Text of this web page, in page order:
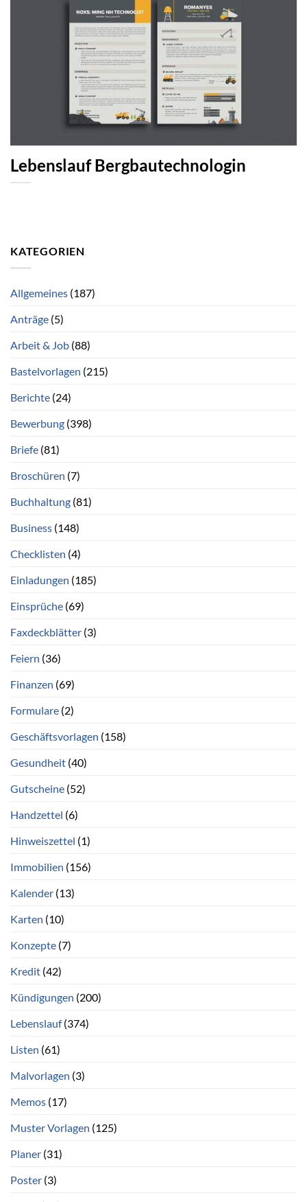
Lebenslauf Bergbautechnologin
KATEGORIEN
Allgemeines (187)
Anträge (5)
Arbeit & Job (88)
Bastelvorlagen (215)
Berichte (24)
Bewerbung (398)
Briefe (81)
Broschüren (7)
Buchhaltung (81)
Business (148)
Checklisten (4)
Einladungen (185)
Einsprüche (69)
Faxdeckblätter (3)
Feiern (36)
Finanzen (69)
Formulare (2)
Geschäftsvorlagen (158)
Gesundheit (40)
Gutscheine (52)
Handzettel (6)
Hinweiszettel (1)
Immobilien (156)
Kalender (13)
Karten (10)
Konzepte (7)
Kredit (42)
Kündigungen (200)
Lebenslauf(374)
Listen (61)
Malvorlagen (3)
Memos (17)
Muster Vorlagen (125)
Planer (31)
Poster (3)